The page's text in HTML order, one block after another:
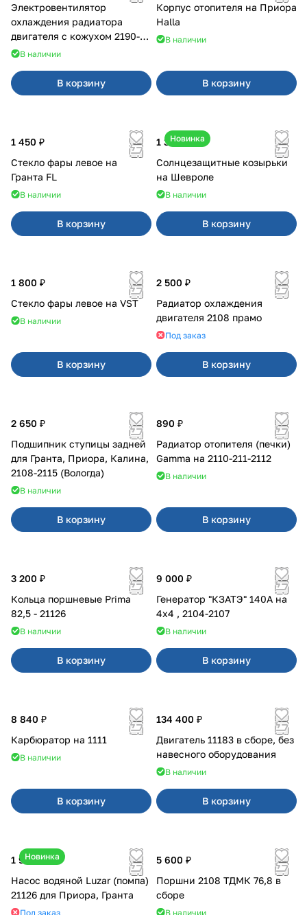
Электровентилятор
охлаждения радиатора
двигателя с кожухом 2190-
2194 н/о с кондиционером
В наличии
В корзину
Корпус отопителя на Приора
Halla
В наличии
В корзину
1 450 ₽
Стекло фары левое на
Гранта FL
В наличии
В корзину
Новинка
1 350 ₽
Солнцезащитные козырьки
на Шевроле
В наличии
В корзину
1 800 ₽
Стекло фары левое на VST
В наличии
В корзину
2 500 ₽
Радиатор охлаждения
двигателя 2108 прамо
Под заказ
В корзину
2 650 ₽
Подшипник ступицы задней
для Гранта, Приора, Калина,
2108-2115 (Вологда)
В наличии
В корзину
890 ₽
Радиатор отопителя (печки)
Gamma на 2110-211-2112
В наличии
В корзину
3 200 ₽
Кольца поршневые Prima
82,5 - 21126
В наличии
В корзину
9 000 ₽
Генератор "КЗАТЭ" 140А на
4x4 , 2104-2107
В наличии
В корзину
8 840 ₽
Карбюратор на 1111
В наличии
В корзину
134 400 ₽
Двигатель 11183 в сборе, без
навесного оборудования
В наличии
В корзину
Новинка
1 990 ₽
Насос водяной Luzar (помпа)
21126 для Приора, Гранта
Под заказ
5 600 ₽
Поршни 2108 ТДМК 76,8 в
сборе
В наличии